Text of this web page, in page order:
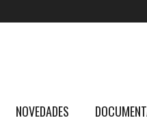
NOVEDADES